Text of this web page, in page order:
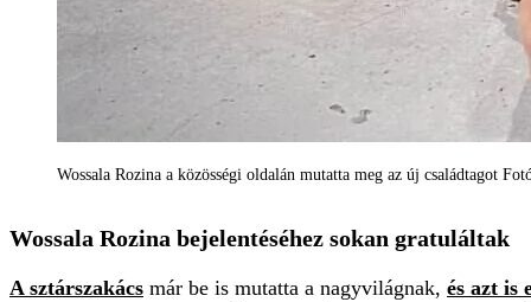
Wossala Rozina a közösségi oldalán mutatta meg az új családtagot
Wossala Rozina bejelentéséhez sokan gratuláltak
A sztárszakács már be is mutatta a nagyvilágnak, és azt is